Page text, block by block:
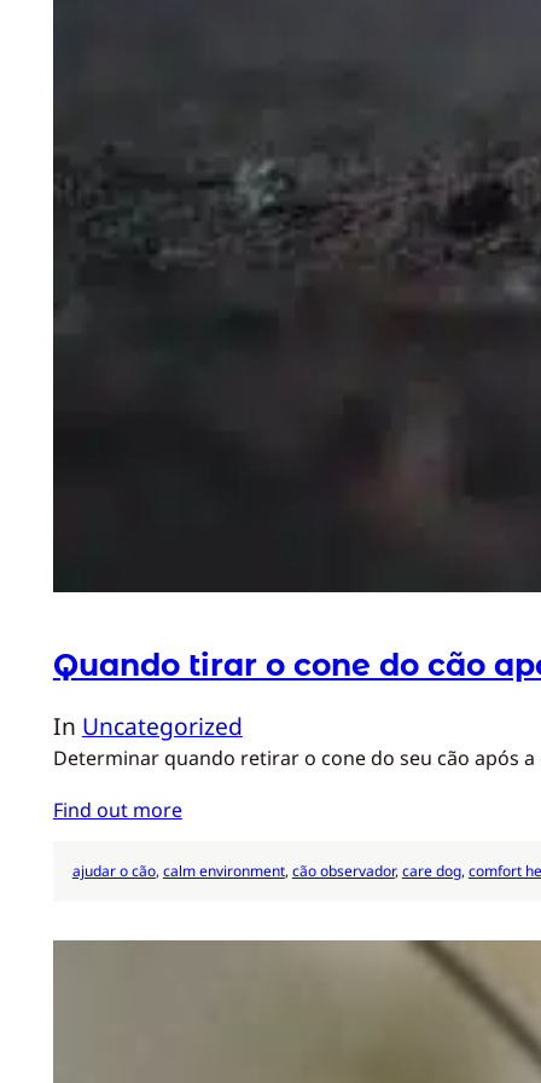
Quando tirar o cone do cão
In Uncategorized
Determinar quando retirar o cone do seu cão após
Find out more
ajudar o cão, calm environment, cão observador, care dog, comfort